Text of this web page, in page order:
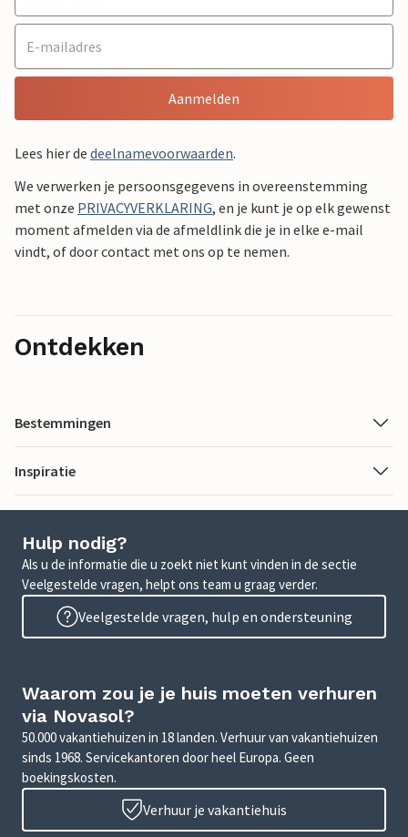
Aanmelden
Lees hier de deelnamevoorwaarden.
We verwerken je persoonsgegevens in overeenstemming
met onze PRIVACYVERKLARING, en je kunt je op elk gewenst
moment afmelden via de afmeldlink die je in elke e-mail
vindt, of door contact met ons op te nemen.
Ontdekken
Bestemmingen
Inspiratie
Hulp nodig?
Als u de informatie die u zoekt niet kunt vinden in de sectie
Veelgestelde vragen, helpt ons team u graag verder.
Veelgestelde vragen, hulp en ondersteuning
Waarom zou je je huis moeten verhuren
via Novasol?
50.000 vakantiehuizen in 18 landen. Verhuur van vakantiehuizen
sinds 1968. Servicekantoren door heel Europa. Geen
boekingskosten.
Verhuur je vakantiehuis